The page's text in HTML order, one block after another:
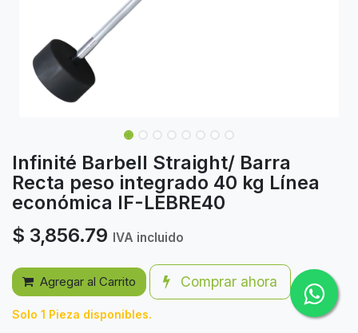
Infinité Barbell Straight/ Barra
Recta peso integrado 40 kg Línea
económica IF-LEBRE40
$ 3,856.79 IVA incluido
Agregar al Carrito Comprar ahora
Solo 1 Pieza disponibles.